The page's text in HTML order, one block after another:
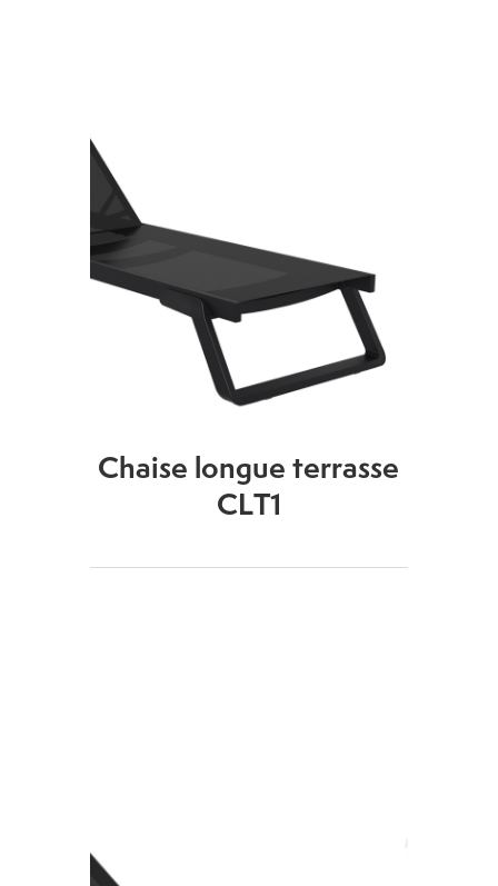
Chaise longue terrasse
CLT1